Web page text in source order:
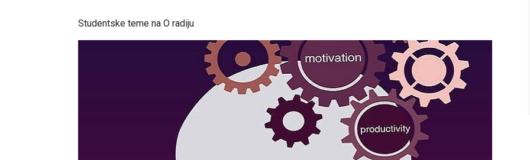
Studentske teme na O radiju